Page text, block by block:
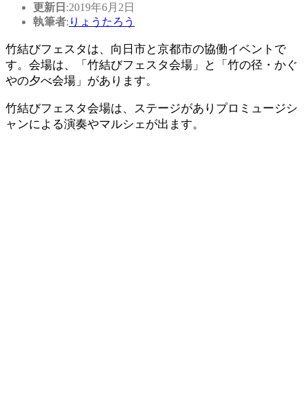
更新日 :2019年6月2日
執筆者: りょうたろう
竹結びフェスタは、向日市と京都市の協働イベントで
す。会場は、「竹結びフェスタ会場」と「竹の径・かぐ
やの夕べ会場」があります。
竹結びフェスタ会場は、ステージがありプロミュージシ
ャンによる演奏やマルシェが出ます。